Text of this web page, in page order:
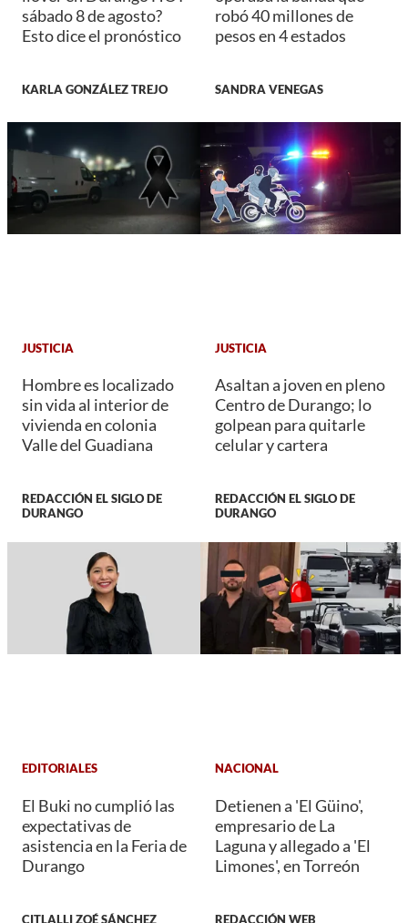
sábado 8 de agosto?
Esto dice el pronóstico
KARLA GONZÁLEZ TREJO
robó 40 millones de
pesos en 4 estados
SANDRA VENEGAS
JUSTICIA
Hombre es localizado
sin vida al interior de
vivienda en colonia
Valle del Guadiana
REDACCIÓN EL SIGLO DE
DURANGO
JUSTICIA
Asaltan a joven en pleno
Centro de Durango; lo
golpean para quitarle
celular y cartera
REDACCIÓN EL SIGLO DE
DURANGO
EDITORIALES
El Buki no cumplió las
expectativas de
asistencia en la Feria de
Durango
CITLALLI ZOÉ SÁNCHEZ
NACIONAL
Detienen a 'El Güino',
empresario de La
Laguna y allegado a 'El
Limones', en Torreón
REDACCIÓN WEB